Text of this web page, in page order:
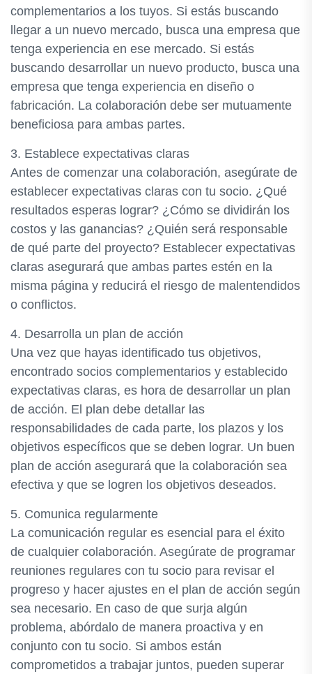
complementarios a los tuyos. Si estás buscando
llegar a un nuevo mercado, busca una empresa que
tenga experiencia en ese mercado. Si estás
buscando desarrollar un nuevo producto, busca una
empresa que tenga experiencia en diseño o
fabricación. La colaboración debe ser mutuamente
beneficiosa para ambas partes.
3. Establece expectativas claras
Antes de comenzar una colaboración, asegúrate de
establecer expectativas claras con tu socio. ¿Qué
resultados esperas lograr? ¿Cómo se dividirán los
costos y las ganancias? ¿Quién será responsable
de qué parte del proyecto? Establecer expectativas
claras asegurará que ambas partes estén en la
misma página y reducirá el riesgo de malentendidos
o conflictos.
4. Desarrolla un plan de acción
Una vez que hayas identificado tus objetivos,
encontrado socios complementarios y establecido
expectativas claras, es hora de desarrollar un plan
de acción. El plan debe detallar las
responsabilidades de cada parte, los plazos y los
objetivos específicos que se deben lograr. Un buen
plan de acción asegurará que la colaboración sea
efectiva y que se logren los objetivos deseados.
5. Comunica regularmente
La comunicación regular es esencial para el éxito
de cualquier colaboración. Asegúrate de programar
reuniones regulares con tu socio para revisar el
progreso y hacer ajustes en el plan de acción según
sea necesario. En caso de que surja algún
problema, abórdalo de manera proactiva y en
conjunto con tu socio. Si ambos están
comprometidos a trabajar juntos, pueden superar